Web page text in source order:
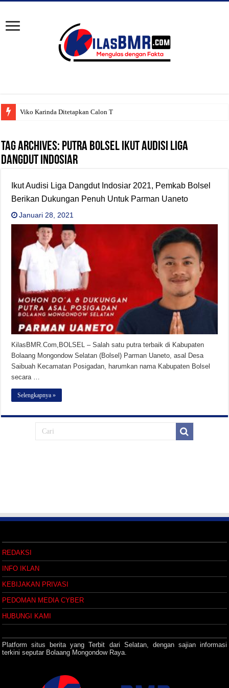
Viko Karinda Ditetapkan Calon Tungg
Tag Archives: Putra Bolsel ikut audisi liga
dangdut Indosiar
Ikut Audisi Liga Dangdut Indosiar 2021, Pemkab Bolsel
Berikan Dukungan Penuh Untuk Parman Uaneto
Januari 28, 2021
KilasBMR.Com,BOLSEL – Salah satu putra terbaik di Kabupaten
Bolaang Mongondow Selatan (Bolsel) Parman Uaneto, asal Desa
Saibuah Kecamatan Posigadan, harumkan nama Kabupaten Bolsel
secara …
Selengkapnya »
REDAKSI
INFO IKLAN
KEBIJAKAN PRIVASI
PEDOMAN MEDIA CYBER
HUBUNGI KAMI
Platform situs berita yang Terbit dari Selatan, dengan sajian informasi
terkini seputar Bolaang Mongondow Raya.